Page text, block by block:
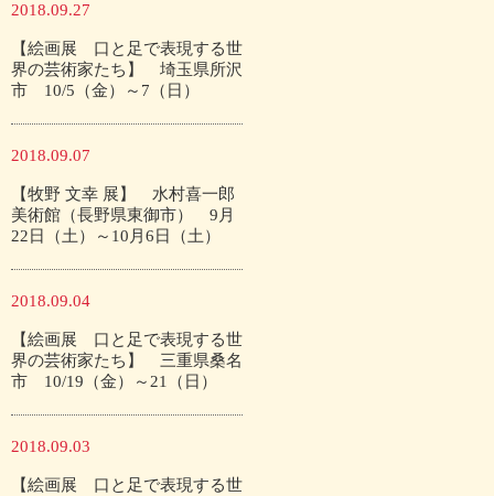
2018.09.27
【絵画展 口と足で表現する世
界の芸術家たち】 埼玉県所沢
市 10/5（金）～7（日）
2018.09.07
【牧野 文幸 展】 水村喜一郎
美術館（長野県東御市） 9月
22日（土）～10月6日（土）
2018.09.04
【絵画展 口と足で表現する世
界の芸術家たち】 三重県桑名
市 10/19（金）～21（日）
2018.09.03
【絵画展 口と足で表現する世